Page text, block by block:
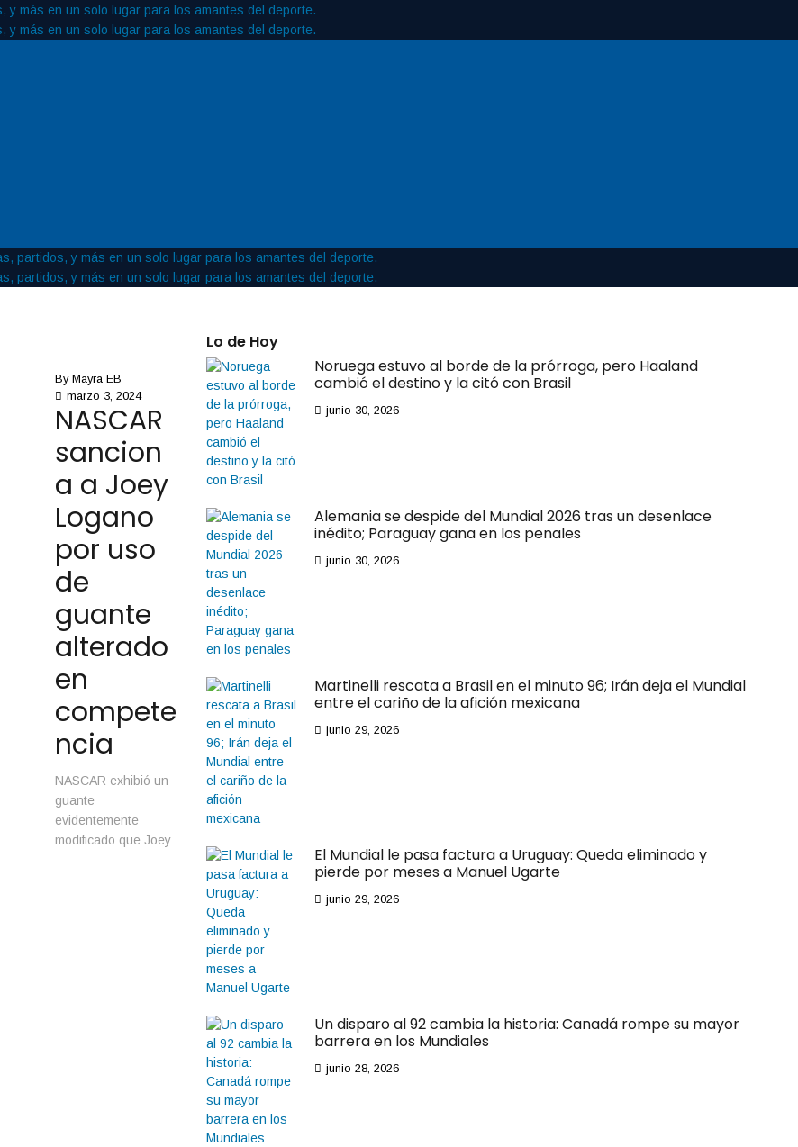
By Mayra EB
marzo 3, 2024
NASCAR
sancion
a a Joey
Logano
por uso
de
guante
alterado
en
compete
ncia
NASCAR exhibió un
guante
evidentemente
modificado que Joey
Lo de Hoy
Noruega estuvo al borde de la prórroga, pero Haaland
cambió el destino y la citó con Brasil
junio 30, 2026
Alemania se despide del Mundial 2026 tras un desenlace
inédito; Paraguay gana en los penales
junio 30, 2026
Martinelli rescata a Brasil en el minuto 96; Irán deja el Mundial
entre el cariño de la afición mexicana
junio 29, 2026
El Mundial le pasa factura a Uruguay: Queda eliminado y
pierde por meses a Manuel Ugarte
junio 29, 2026
Un disparo al 92 cambia la historia: Canadá rompe su mayor
barrera en los Mundiales
junio 28, 2026